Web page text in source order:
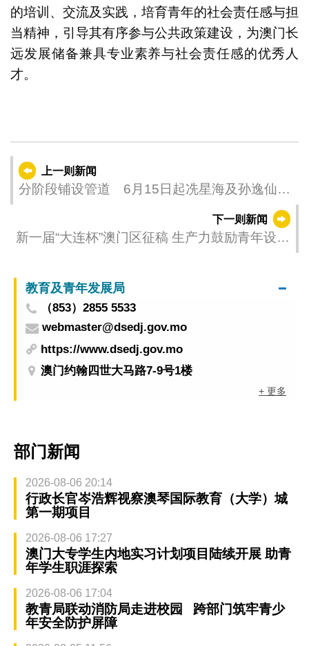
的培训、交流及实践，培育青年的社会责任感与担
当精神，引导其有序参与公共政策建设，为澳门长
远发展储备兼具专业素养与社会责任感的优秀人
才。
上一则新闻
分阶段铺设管道 6月15日起冼星海及孙逸仙大
下一则新闻
新一届“大连杯”澳门区征稿 生产力鼓励青年设计
教育及青年发展局
（853）2855 5533
webmaster@dsedj.gov.mo
https://www.dsedj.gov.mo
澳门约翰四世大马路7-9号1楼
+ 更多
部门新闻
2026-08-06 20:14
行政长官岑浩辉视察澳琴国际教育（大学）城
第一期项目
2026-08-06 17:27
澳门大专学生内地实习计划项目陆续开展 助青
年学生职涯探索
2026-08-06 17:04
教青局联动消防局走进校园 跨部门筑牢青少
年安全防护屏障